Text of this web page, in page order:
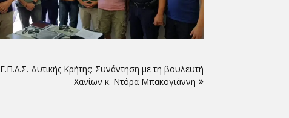
Ε.Π.Λ.Σ. Δυτικής Κρήτης: Συνάντηση με τη βουλευτή
Χανίων κ. Ντόρα Μπακογιάννη